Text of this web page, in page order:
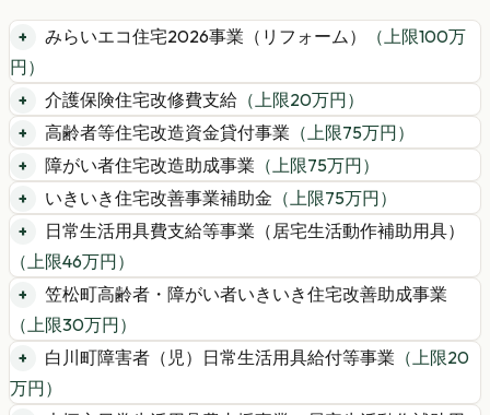
みらいエコ住宅2026事業（リフォーム） （上限100万
円）
介護保険住宅改修費支給 （上限20万円）
高齢者等住宅改造資金貸付事業 （上限75万円）
障がい者住宅改造助成事業 （上限75万円）
いきいき住宅改善事業補助金 （上限75万円）
日常生活用具費支給等事業（居宅生活動作補助用具）
（上限46万円）
笠松町高齢者・障がい者いきいき住宅改善助成事業
（上限30万円）
白川町障害者（児）日常生活用具給付等事業 （上限20
万円）